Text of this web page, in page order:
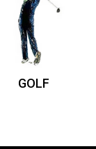
GOLF